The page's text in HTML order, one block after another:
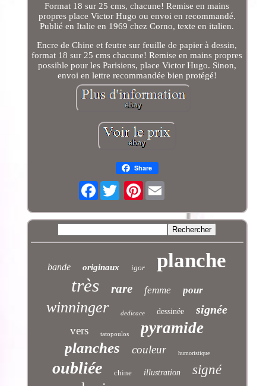
Format 18 sur 25 cms, chacune! Remise en mains
propres place Victor Hugo ou envoi en recommandé.
Publié en Italie en 1969 chez Corno, texte en italien.
Encre de Chine et feutre sur feuille de papier à dessin,
format 18 sur 25 cms chacune! Remise en mains propres
possible pour les Parisiens, place Victor Hugo. Sinon,
envoi en lettre recommandée bien protégé!
Share
Facebook Pinterest
bande originaux igor planche
très rare femme pour
winninger dedicace dessinée signée
vers tatopoulos pyramide
planches couleur humoristique
oubliée chine illustration signé